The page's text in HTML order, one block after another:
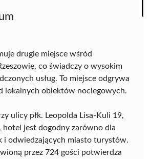
drugie miejsce wśród
co świadczy o wysokim
usług. To miejsce odgrywa
lokalnych obiektów noclegowych.
ulicy płk. Leopolda Lisa-Kuli 19,
hotel jest dogodny zarówno dla
i odwiedzających miasto turystów.
przez 724 gości potwierdza